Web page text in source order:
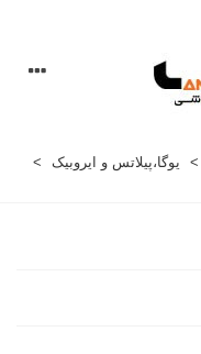
> یوگا،پیلاتس و ایروبیک
>